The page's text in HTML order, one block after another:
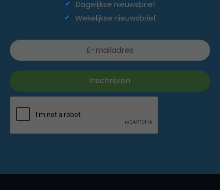
Dagelijkse nieuwsbrief
Wekelijkse nieuwsbrief